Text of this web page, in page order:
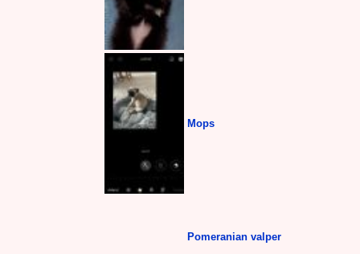
Mops
Pomeranian valper